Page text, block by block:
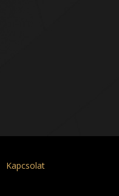
Kapcsolat